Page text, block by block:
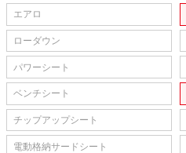
エアロ
ローダウン
パワーシート
ベンチシート
チップアップシート
電動格納サードシート